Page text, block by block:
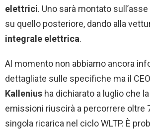
elettrici. Uno sarà montato
su quello posteriore, dando alla
integrale elettrica.
Al momento non abbiamo ancora
dettagliate sulle specifiche ma il
Kallenius ha dichiarato a luglio che
emissioni riuscirà a percorrere oltre
singola ricarica nel ciclo WLTP. È